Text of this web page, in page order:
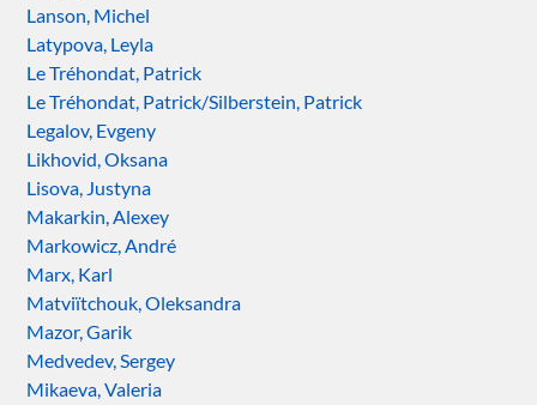
Lanson, Michel
Latypova, Leyla
Le Tréhondat, Patrick
Le Tréhondat, Patrick/Silberstein, Patrick
Legalov, Evgeny
Likhovid, Oksana
Lisova, Justyna
Makarkin, Alexey
Markowicz, André
Marx, Karl
Matviïtchouk, Oleksandra
Mazor, Garik
Medvedev, Sergey
Mikaeva, Valeria